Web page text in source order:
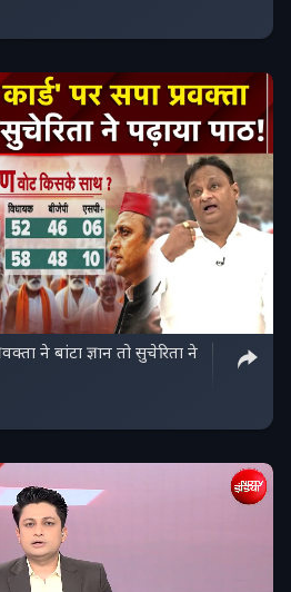
ने बांटा ज्ञान तो सुचेरिता ने